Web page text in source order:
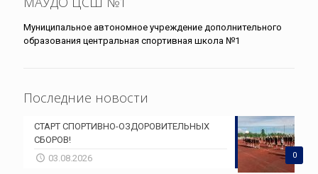
Муниципальное автономное учреждение дополнительного
образования центральная спортивная школа №1
Последние новости
0
СТАРТ СПОРТИВНО-ОЗДОРОВИТЕЛЬНЫХ
СБОРОВ!
03.08.2026